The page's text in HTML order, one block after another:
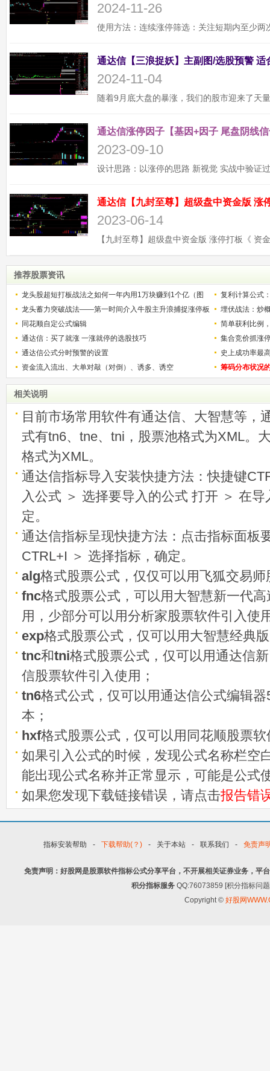
2024-11-26
2024-11-04
通达信涨停因子【基因+因子 尾盘阴线
2023-09-10
2023-06-14
推荐股票资讯
龙头股超短打板战法之如何一年内用1万块赚到1个亿（图
解）
复利计算公式
少？
龙头蓄力突破战法——第一时间介入牛股主升浪捕捉涨停板
的技巧（图解）
埋伏战法：炒
同花顺自定公式编辑
简单获利比例
用
通达信：买了就涨 一涨就停的选股技巧
集合竞价抓涨
通达信公式分时预警的设置
史上成功率最
称选股法宝！
资金流入流出、大单对敲（对倒）、诱多、诱空 筹码分布状况
相关说明
目前市场常用软件有通达信、大智慧等，
式有tn6、tne、tni，股票池格式为XML。
格式为XML。
通达信指标导入安装快捷方法：快捷键
入公式 ＞ 选择要导入的公式 打开 ＞ 在
定。
通达信指标呈现快捷方法：点击指标面板
CTRL+I ＞ 选择指标，确定。
alg格式股票公式，仅仅可以用飞狐交易
fnc格式股票公式，可以用大智慧新一代
用，少部分可以用分析家股票软件引入使
exp格式股票公式，仅可以用大智慧经典
tnc和tni格式股票公式，仅可以用通达信
信股票软件引入使用；
tn6格式公式，仅可以用通达信公式编辑
本；
hxf格式股票公式，仅可以用同花顺股票
如果引入公式的时候，发现公式名称栏空
能出现公式名称并正常显示，可能是公式
如果您发现下载链接错误，请点击报告错
指标安装帮助 - 下载帮助(？) - 关于本站 - 联系我们 - 免责声
免责声明：好股网是股票软件指标公式分享平台，不开展相关证券业务，平
积分指标服务 QQ:76073859 [积分指标问
Copyright © 好股网